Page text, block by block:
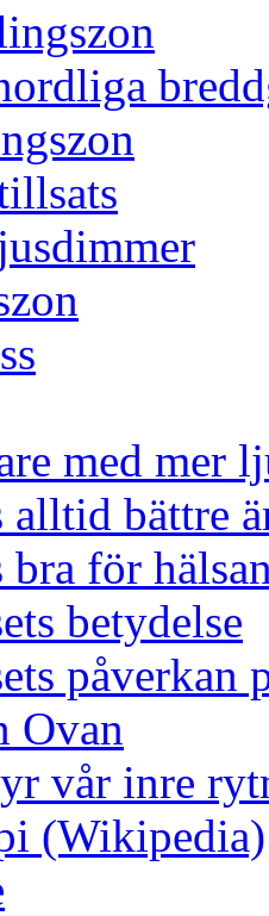
med mer
alltid bättre
bra för
betydelse
påverkan
Ovan
vår inre
(Wikipedia)